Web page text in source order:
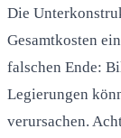
Die
Gesamtkosten
falschen Ende:
Legierungen
verursachen.